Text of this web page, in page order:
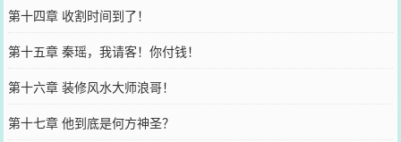
第十四章 收割时间到了！
第十五章 秦瑶，我请客！你付钱！
第十六章 装修风水大师浪哥！
第十七章 他到底是何方神圣？